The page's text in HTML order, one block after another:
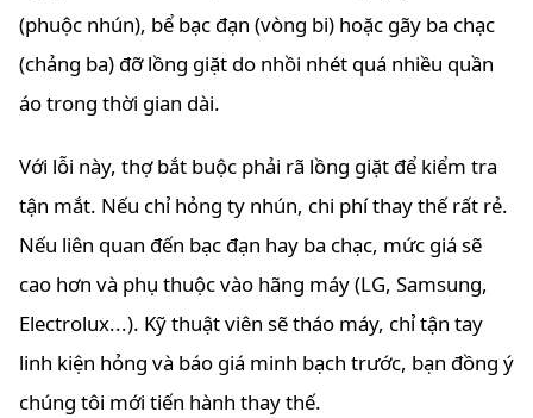
(phuộc nhún), bể bạc đạn (vòng bi) hoặc gãy ba chạc
(chảng ba) đỡ lồng giặt do nhồi nhét quá nhiều quần
áo trong thời gian dài.
Với lỗi này, thợ bắt buộc phải rã lồng giặt để kiểm tra
tận mắt. Nếu chỉ hỏng ty nhún, chi phí thay thế rất rẻ.
Nếu liên quan đến bạc đạn hay ba chạc, mức giá sẽ
cao hơn và phụ thuộc vào hãng máy (LG, Samsung,
Electrolux...). Kỹ thuật viên sẽ tháo máy, chỉ tận tay
linh kiện hỏng và báo giá minh bạch trước, bạn đồng ý
chúng tôi mới tiến hành thay thế.